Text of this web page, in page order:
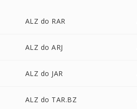
ALZ do RAR
ALZ do ARJ
ALZ do JAR
ALZ do TAR.BZ